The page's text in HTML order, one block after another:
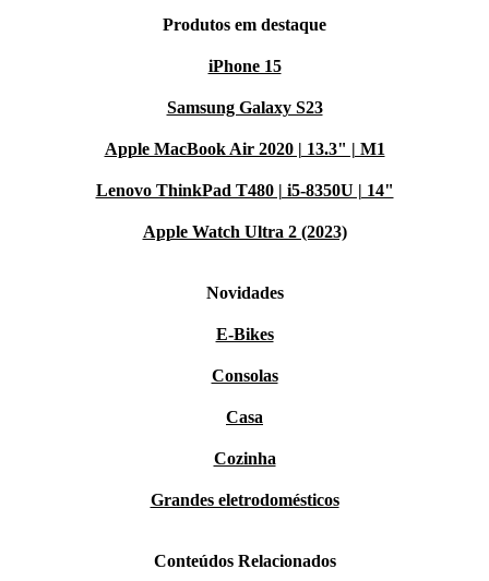
Produtos em destaque
iPhone 15
Samsung Galaxy S23
Apple MacBook Air 2020 | 13.3" | M1
Lenovo ThinkPad T480 | i5-8350U | 14"
Apple Watch Ultra 2 (2023)
Novidades
E-Bikes
Consolas
Casa
Cozinha
Grandes eletrodomésticos
Conteúdos Relacionados